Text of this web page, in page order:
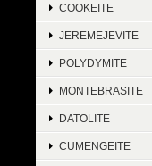
COOKEITE
JEREMEJEVITE
POLYDYMITE
MONTEBRASITE
DATOLITE
CUMENGEITE